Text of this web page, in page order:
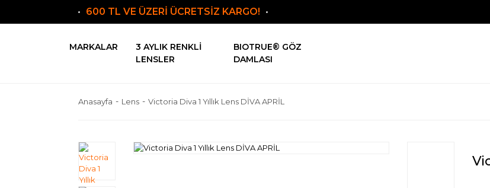
600 TL VE ÜZERİ ÜCRETSİZ KARGO!
MARKALAR
3 AYLIK RENKLI
LENSLER
BIOTRUE® GÖZ
DAMLASI
Anasayfa Lens Victoria Diva 1 Yıllık Lens DİVA APRİL